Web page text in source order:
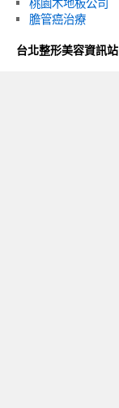
膽管癌治療
台北整形美容資訊站